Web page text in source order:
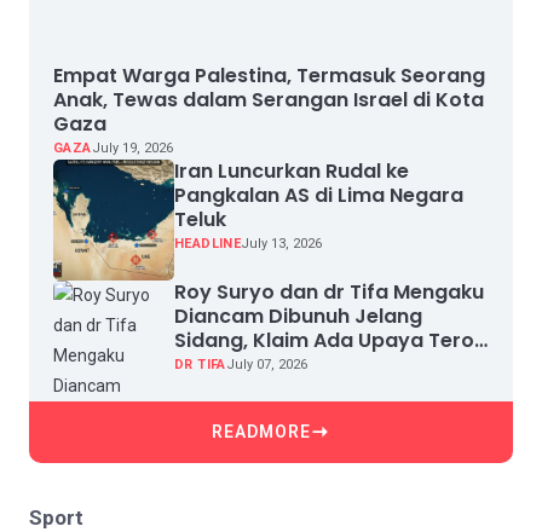
Empat Warga Palestina, Termasuk Seorang
Anak, Tewas dalam Serangan Israel di Kota
Gaza
GAZAJuly 19, 2026
Iran Luncurkan Rudal ke
Pangkalan AS di Lima Negara
Teluk
HEADLINEJuly 13, 2026
Roy Suryo dan dr Tifa Mengaku
Diancam Dibunuh Jelang
Sidang, Klaim Ada Upaya Teror
dan Intimidasi
DR TIFAJuly 07, 2026
READMORE
Sport